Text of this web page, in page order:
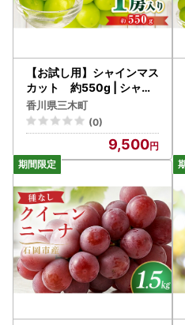
【お試し用】シャインマス
カット 約550g | シャイ
ンマスカット マスカット
ぶどう ブドウ 葡萄 果物 フ
ルーツ 新鮮 くだもの 国産
ギフト お裾分け 旬 人気 種
なし 皮ごと食べられる ジ
ューシー 糖度が高い 季節
限定 おすすめ 旬の果物 香
川 香川県 三木町 |_mk00
6-143
香川県三木町
(0)
9,500